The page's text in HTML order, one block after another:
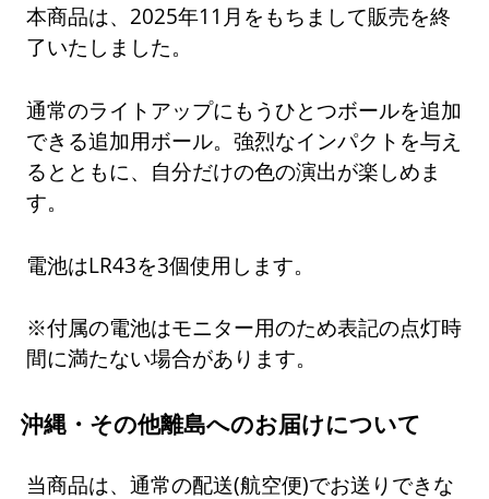
本商品は、2025年11月をもちまして販売を終
了いたしました。
通常のライトアップにもうひとつボールを追加
できる追加用ボール。強烈なインパクトを与え
るとともに、自分だけの色の演出が楽しめま
す。
電池はLR43を3個使用します。
※付属の電池はモニター用のため表記の点灯時
間に満たない場合があります。
沖縄・その他離島へのお届けについて
当商品は、通常の配送(航空便)でお送りできな